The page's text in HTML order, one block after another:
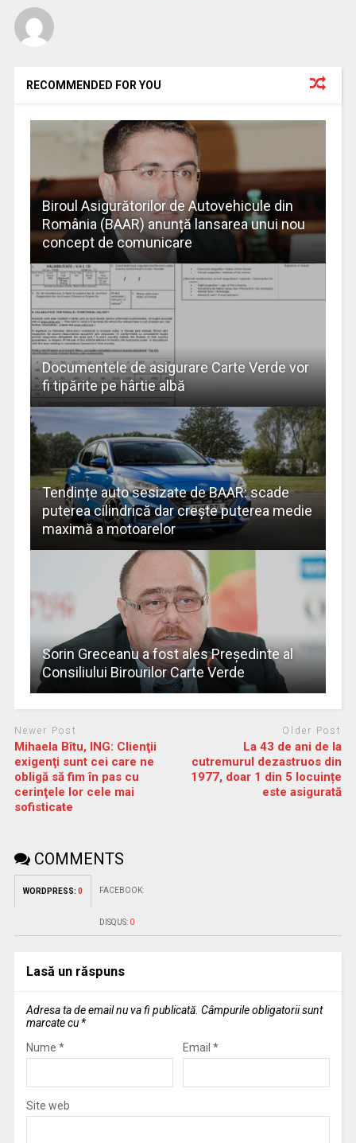
RECOMMENDED FOR YOU
Biroul Asigurătorilor de Autovehicule din
România (BAAR) anunță lansarea unui nou
concept de comunicare
Documentele de asigurare Carte Verde vor
fi tipărite pe hârtie albă
Tendințe auto sesizate de BAAR: scade
puterea cilindrică dar crește puterea medie
maximă a motoarelor
Sorin Greceanu a fost ales Președinte al
Consiliului Birourilor Carte Verde
Newer Post
Mihaela Bîtu, ING: Clienţii
exigenţi sunt cei care ne
obligă să fim în pas cu
cerinţele lor cele mai
sofisticate
Older Post
La 43 de ani de la
cutremurul dezastruos din
1977, doar 1 din 5 locuințe
este asigurată
COMMENTS
WORDPRESS: 0 FACEBOOK:
DISQUS: 0
Lasă un răspuns
Adresa ta de email nu va fi publicată. Câmpurile obligatorii sunt
marcate cu *
Nume * Email *
Site web